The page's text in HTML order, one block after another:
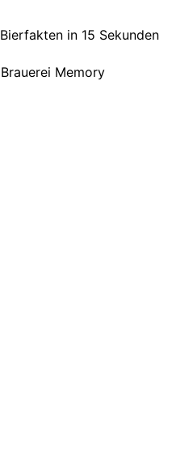
Bierfakten in 15 Sekunden
Brauerei Memory